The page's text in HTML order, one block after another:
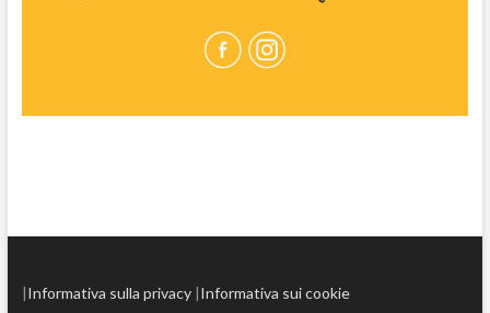
|Informativa sulla privacy|Informativa sui cookie